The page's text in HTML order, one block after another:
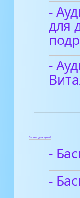
-
для
-
Басни для детей
-
-